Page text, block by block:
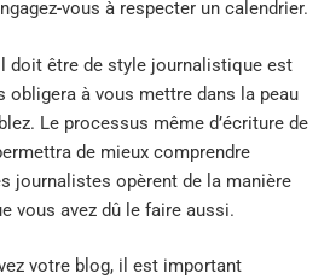
vous à respecter un calendrier.
doit être de style journalistique est
obligera à vous mettre dans la peau
Le processus même d’écriture de
de mieux comprendre
journalistes opèrent de la manière
vous avez dû le faire aussi.
votre blog, il est important